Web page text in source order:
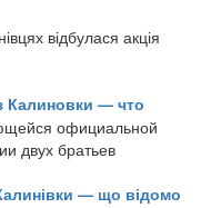
відбулася акція
Калиновки — что
официальной
двух братьев
— що відомо